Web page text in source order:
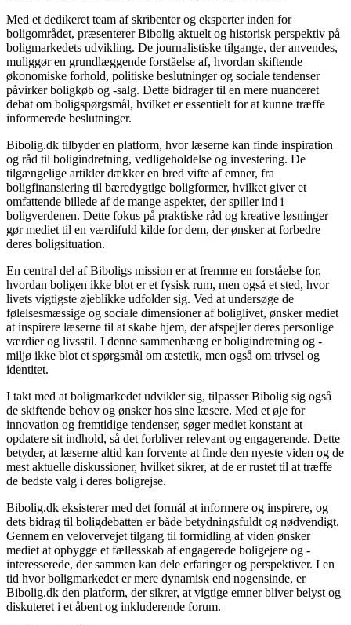
Med et dedikeret team af skribenter og eksperter inden for
boligområdet, præsenterer Bibolig aktuelt og historisk perspektiv på
boligmarkedets udvikling. De journalistiske tilgange, der anvendes,
muliggør en grundlæggende forståelse af, hvordan skiftende
økonomiske forhold, politiske beslutninger og sociale tendenser
påvirker boligkøb og -salg. Dette bidrager til en mere nuanceret
debat om boligspørgsmål, hvilket er essentielt for at kunne træffe
informerede beslutninger.
Bibolig.dk tilbyder en platform, hvor læserne kan finde inspiration
og råd til boligindretning, vedligeholdelse og investering. De
tilgængelige artikler dækker en bred vifte af emner, fra
boligfinansiering til bæredygtige boligformer, hvilket giver et
omfattende billede af de mange aspekter, der spiller ind i
boligverdenen. Dette fokus på praktiske råd og kreative løsninger
gør mediet til en værdifuld kilde for dem, der ønsker at forbedre
deres boligsituation.
En central del af Biboligs mission er at fremme en forståelse for,
hvordan boligen ikke blot er et fysisk rum, men også et sted, hvor
livets vigtigste øjeblikke udfolder sig. Ved at undersøge de
følelsesmæssige og sociale dimensioner af boliglivet, ønsker mediet
at inspirere læserne til at skabe hjem, der afspejler deres personlige
værdier og livsstil. I denne sammenhæng er boligindretning og -
miljø ikke blot et spørgsmål om æstetik, men også om trivsel og
identitet.
I takt med at boligmarkedet udvikler sig, tilpasser Bibolig sig også
de skiftende behov og ønsker hos sine læsere. Med et øje for
innovation og fremtidige tendenser, søger mediet konstant at
opdatere sit indhold, så det forbliver relevant og engagerende. Dette
betyder, at læserne altid kan forvente at finde den nyeste viden og de
mest aktuelle diskussioner, hvilket sikrer, at de er rustet til at træffe
de bedste valg i deres boligrejse.
Bibolig.dk eksisterer med det formål at informere og inspirere, og
dets bidrag til boligdebatten er både betydningsfuldt og nødvendigt.
Gennem en velovervejet tilgang til formidling af viden ønsker
mediet at opbygge et fællesskab af engagerede boligejere og -
interesserede, der sammen kan dele erfaringer og perspektiver. I en
tid hvor boligmarkedet er mere dynamisk end nogensinde, er
Bibolig.dk den platform, der sikrer, at vigtige emner bliver belyst og
diskuteret i et åbent og inkluderende forum.